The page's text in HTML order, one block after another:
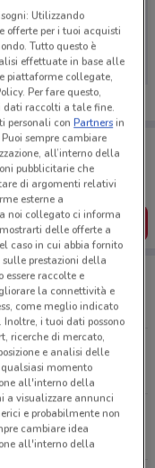
pubblicato
più tardi.
te!
negozi vicino a te,
risparmio, comodamente
L’APP
Utilizzando
offerte per i tuoi acquisti
Tutto questo è
effettuate in base alle
piattaforme collegate,
Per fare questo,
dati raccolti a tale fine.
personali conPartnersin
sempre cambiare
all’interno della
pubblicitarie che
di argomenti relativi
esterne a
noi collegato ci informa
delle offerte a
caso in cui abbia fornito
prestazioni della
essere raccolte e
la connettività e
come meglio indicato
i tuoi dati possono
ricerche di mercato,
e analisi delle
momento
all'interno della
a visualizzare annunci
e probabilmente non
cambiare idea
all'interno della